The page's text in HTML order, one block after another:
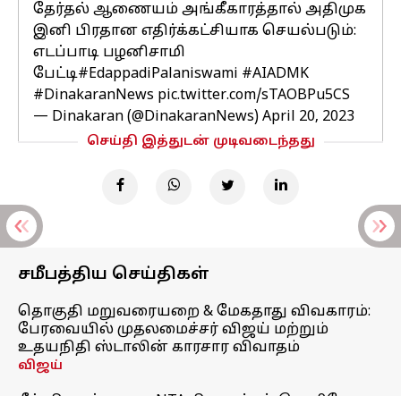
தேர்தல் ஆணையம் அங்கீகாரத்தால் அதிமுக
இனி பிரதான எதிர்க்கட்சியாக செயல்படும்:
எடப்பாடி பழனிசாமி
பேட்டி#EdappadiPalaniswami #AIADMK
#DinakaranNews pic.twitter.com/sTAOBPu5CS
— Dinakaran (@DinakaranNews) April 20, 2023
செய்தி இத்துடன் முடிவடைந்தது
சமீபத்திய செய்திகள்
தொகுதி மறுவரையறை & மேகதாது விவகாரம்:
பேரவையில் முதலமைச்சர் விஜய் மற்றும்
உதயநிதி ஸ்டாலின் காரசார விவாதம்
விஜய்